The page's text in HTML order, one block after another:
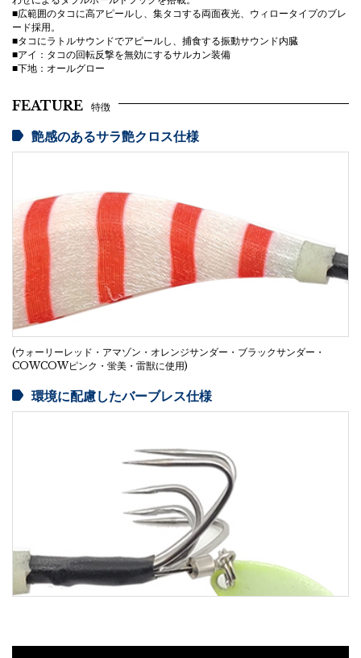
■広範囲のタコに高アピールし、集タコする両面夜光、ウィロータイプのブレ
ード採用。
■タコにラトルサウンドでアピールし、捕食する振動サウンド内臓
■アイ：タコの回転反撃を無効にするサルカン装備
■下地：オールグロー
FEATURE 特徴
艶感のあるサラ艶クロス仕様
(ウォーリーレッド・アマゾン・オレンジサンダー・ブラックサンダー・
COWCOWピンク・蛍美・雷獣に使用)
環境に配慮したバーブレス仕様